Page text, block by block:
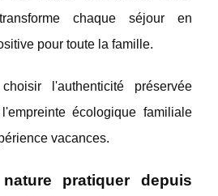
chaque séjour en
pour toute la famille.
choisir l'authenticité préservée
écologique familiale
vacances.
pratiquer depuis